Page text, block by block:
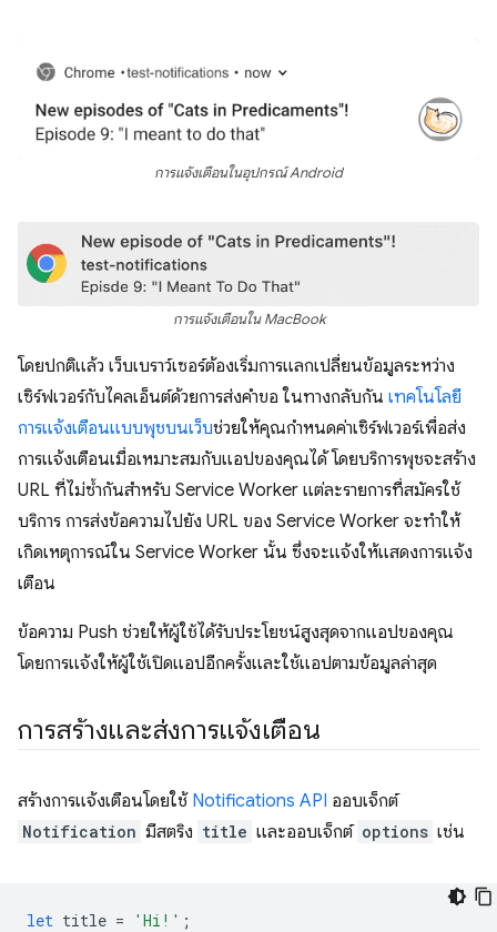
การแจ้งเตือนในอุปกรณ์ Android
การแจ้งเตือนใน MacBook
โดยปกติแล้ว เว็บเบราว์เซอร์ต้องเริ่มการแลกเปลี่ยนข้อมูลระหว่าง
เซิร์ฟเวอร์กับไคลเอ็นต์ด้วยการส่งคำขอ ในทางกลับกัน เทคโนโลยี
การแจ้งเตือนแบบพุชบนเว็บช่วยให้คุณกำหนดค่าเซิร์ฟเวอร์เพื่อส่ง
การแจ้งเตือนเมื่อเหมาะสมกับแอปของคุณได้ โดยบริการพุชจะสร้าง
URL ที่ไม่ซ้ำกันสำหรับ Service Worker แต่ละรายการที่สมัครใช้
บริการ การส่งข้อความไปยัง URL ของ Service Worker จะทำให้
เกิดเหตุการณ์ใน Service Worker นั้น ซึ่งจะแจ้งให้แสดงการแจ้ง
เตือน
ข้อความ Push ช่วยให้ผู้ใช้ได้รับประโยชน์สูงสุดจากแอปของคุณ
โดยการแจ้งให้ผู้ใช้เปิดแอปอีกครั้งและใช้แอปตามข้อมูลล่าสุด
การสร้างและส่งการแจ้งเตือน
สร้างการแจ้งเตือนโดยใช้ Notifications API ออบเจ็กต์
Notification มีสตริง title และออบเจ็กต์ options เช่น
let title = 'Hi!' ;